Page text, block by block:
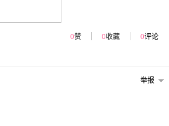
0赞 0收藏 0评论
举报